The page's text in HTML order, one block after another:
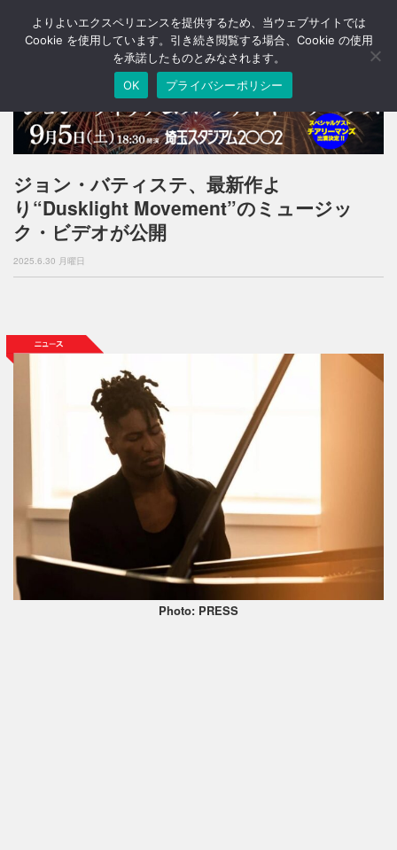
T
o
a
v
n
ジョン・バティステ、最新作よ
り“Dusklight Movement”のミュージッ
ク・ビデオが公開
2025.6.30 月曜日
Photo: PRESS
よりよいエクスペリエンスを提供するため、当ウェブサイトでは
Cookie を使用しています。引き続き閲覧する場合、Cookie の使用
を承諾したものとみなされます。
OK
プライバシーポリシー